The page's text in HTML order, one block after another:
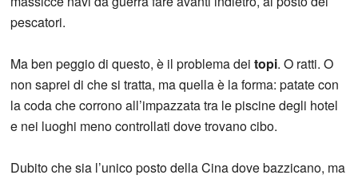
pescatori.
Ma ben peggio di questo, è il problema deitopi. O ratti. O
non saprei di che si tratta, ma quella è la forma: patate con
la coda che corrono all’impazzata tra le piscine degli hotel
e nei luoghi meno controllati dove trovano cibo.
Dubito che sia l’unico posto della Cina dove bazzicano, ma